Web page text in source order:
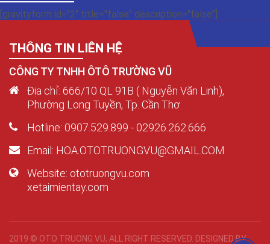
[gravityform id="2" title="false" description="false"]
THÔNG TIN LIÊN HỆ
CÔNG TY TNHH ÔTÔ TRƯỜNG VŨ
Địa chỉ: 666/10 QL 91B ( Nguyễn Văn Linh),
Phường Long Tuyền, Tp. Cần Thơ
Hotline: 0907.529.899 - 02926.262.666
Email: HOA.OTOTRUONGVU@GMAIL.COM
Website: ototruongvu.com
xetaimientay.com
2019 © OTO TRUONG VU, ALL RIGHT RESERVED. DESIGNED BY